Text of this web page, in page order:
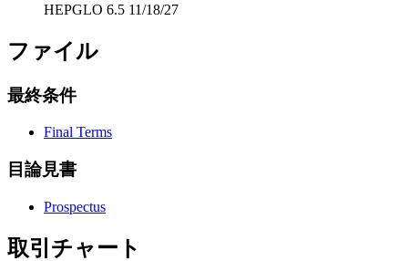
HEPGLO 6.5 11/18/27
ファイル
最終条件
Final Terms
目論見書
Prospectus
取引チャート